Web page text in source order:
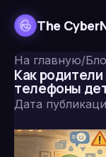
The
На главную/
Как
телефоны
Дата